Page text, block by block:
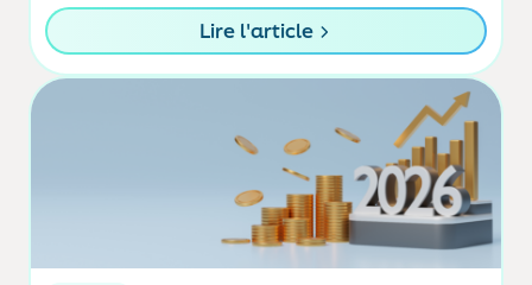
physique joue un rôle...Lire l'article